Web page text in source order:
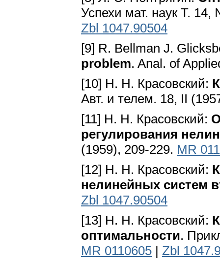
Успехи мат. наук T.
Zbl 1047.90504
[9] R. Bellman J.
problem. Anal. of
[10] Н. Н. Красовский:
Авт. и телем. 18, II
[11] Н. Н. Красовский:
регулирования
(1959), 209-229. MR
[12] Н. Н. Красовский:
нелинейных систем
Zbl 1047.90504
[13] Н. Н. Красовский:
оптимальности.
MR 0110605 | Zbl